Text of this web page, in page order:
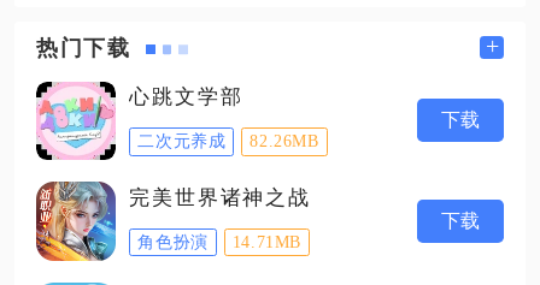
热门下载 +
心跳文学部
二次元养成 82.26MB
下载
完美世界诸神之战
角色扮演 14.71MB
下载